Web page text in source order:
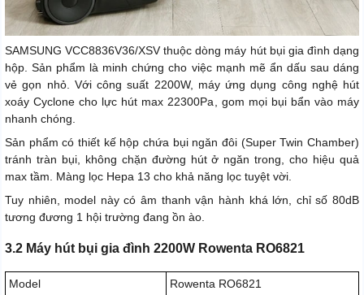
SAMSUNG VCC8836V36/XSV thuộc dòng máy hút bụi gia đình dạng
hộp. Sản phẩm là minh chứng cho việc mạnh mẽ ẩn dấu sau dáng
vẻ gọn nhỏ. Với công suất 2200W, máy ứng dụng công nghệ hút
xoáy Cyclone cho lực hút max 22300Pa, gom mọi bụi bẩn vào máy
nhanh chóng.
Sản phẩm có thiết kế hộp chứa bụi ngăn đôi (Super Twin Chamber)
tránh tràn bụi, không chặn đường hút ở ngăn trong, cho hiệu quả
max tầm. Màng lọc Hepa 13 cho khả năng lọc tuyệt vời.
Tuy nhiên, model này có âm thanh vận hành khá lớn, chỉ số 80dB
tương đương 1 hội trường đang ồn ào.
3.2 Máy hút bụi gia đình 2200W Rowenta RO6821
Model
Rowenta RO6821